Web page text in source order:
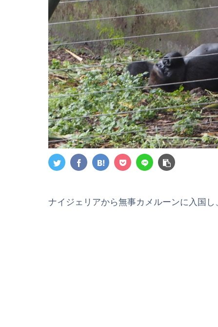
ナイジェリアから無事カメルーンに入国し、